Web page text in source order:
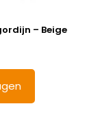
– Beige